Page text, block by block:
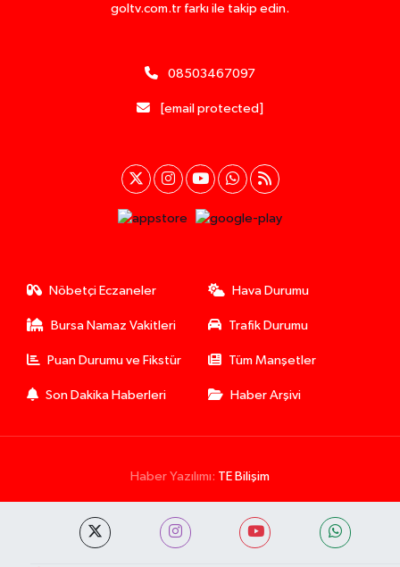
goltv.com.tr farkı ile takip edin.
08503467097
[email protected]
Nöbetçi Eczaneler Hava Durumu
Bursa Namaz Vakitleri Trafik Durumu
Puan Durumu ve Fikstür Tüm Manşetler
Son Dakika Haberleri Haber Arşivi
Haber Yazılımı: TE Bilişim